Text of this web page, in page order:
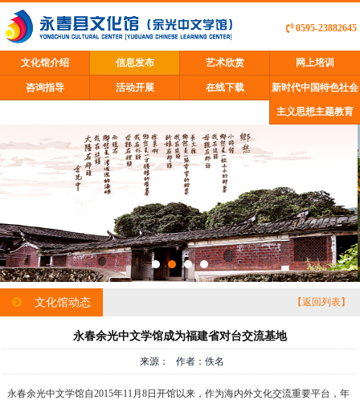
0595-23882645
文化馆介绍 信息发布 艺术欣赏 网上培训
咨询指导 活动开展 在线下载 新时代中国特色社会
主义思想主题教育
文化馆动态 【返回列表】
永春余光中文学馆成为福建省对台交流基地
来源： 作者：佚名
永春余光中文学馆自2015年11月8日开馆以来，作为海内外文化交流重要平台，年